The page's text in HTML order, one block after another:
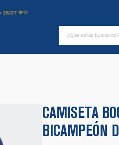
26/27 💙💛
CAMISETA
BICAMPEÓN